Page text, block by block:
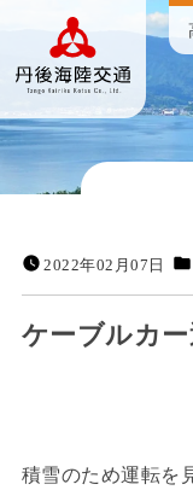
2022年02月07日
ケーブルカ
積雪のため運転を